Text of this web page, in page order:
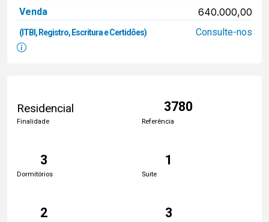
Venda 640.000,00
(ITBI, Registro, Escritura e Certidões) Consulte-nos
Residencial
Finalidade
3780
Referência
3
Dormitórios
1
Suite
2 3